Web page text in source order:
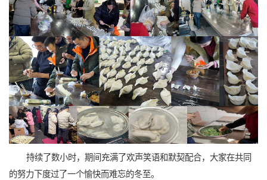
持续了数小时，期间充满了欢声笑语和默契配合，大家在共同
的努力下度过了一个愉快而难忘的冬至。